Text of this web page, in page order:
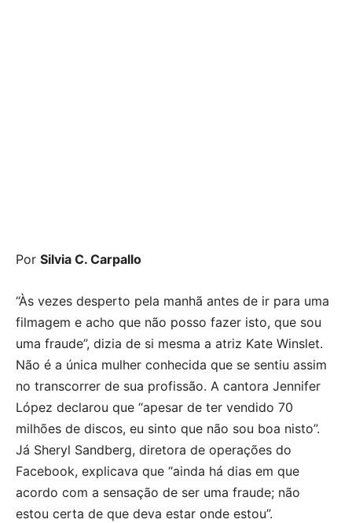
Por Silvia C. Carpallo
“Às vezes desperto pela manhã antes de ir para uma
filmagem e acho que não posso fazer isto, que sou
uma fraude”, dizia de si mesma a atriz Kate Winslet.
Não é a única mulher conhecida que se sentiu assim
no transcorrer de sua profissão. A cantora Jennifer
López declarou que “apesar de ter vendido 70
milhões de discos, eu sinto que não sou boa nisto”.
Já Sheryl Sandberg, diretora de operações do
Facebook, explicava que “ainda há dias em que
acordo com a sensação de ser uma fraude; não
estou certa de que deva estar onde estou”.